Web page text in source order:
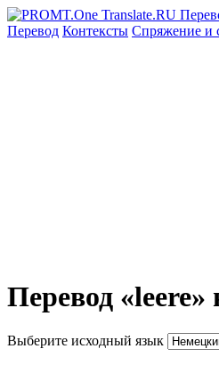
Перевод Контексты Спряжение и
Перевод «leere»
Выберите исходный язык